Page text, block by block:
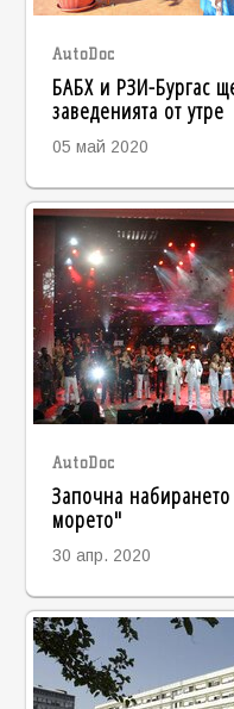
AutoDoc
БАБХ и РЗИ-Бургас
заведенията от утре
05 май 2020
AutoDoc
Започна
морето"
30 апр. 2020